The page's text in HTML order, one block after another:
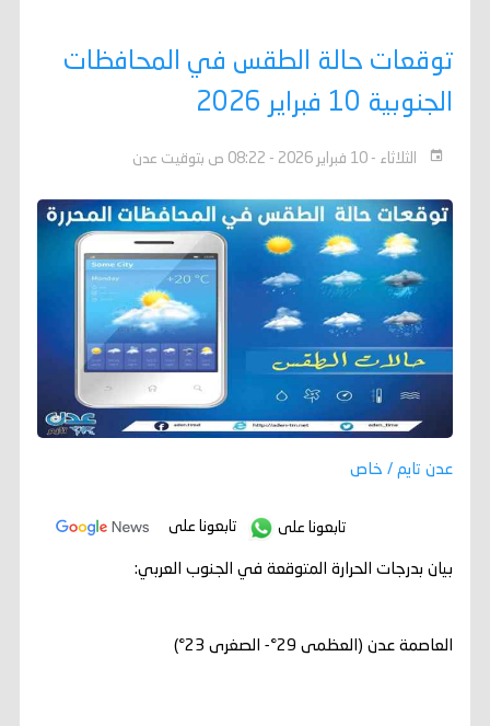
توقعات حالة الطقس في المحافظات
الجنوبية 10 فبراير 2026
الثلاثاء - 10 فبراير 2026 - 08:22 ص بتوقيت عدن
عدن تايم / خاص
تابعونا على تابعونا على
بيان بدرجات الحرارة المتوقعة في الجنوب العربي:
العاصمة عدن (العظمى 29°- الصغرى 23°)